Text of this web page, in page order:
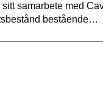
samarbete med
bestående…